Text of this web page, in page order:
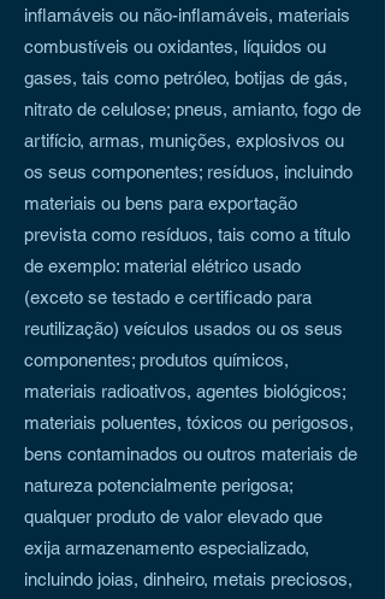
inflamáveis ou não-inflamáveis, materiais
combustíveis ou oxidantes, líquidos ou
gases, tais como petróleo, botijas de gás,
nitrato de celulose; pneus, amianto, fogo de
artifício, armas, munições, explosivos ou
os seus componentes; resíduos, incluindo
materiais ou bens para exportação
prevista como resíduos, tais como a título
de exemplo: material elétrico usado
(exceto se testado e certificado para
reutilização) veículos usados ou os seus
componentes; produtos químicos,
materiais radioativos, agentes biológicos;
materiais poluentes, tóxicos ou perigosos,
bens contaminados ou outros materiais de
natureza potencialmente perigosa;
qualquer produto de valor elevado que
exija armazenamento especializado,
incluindo joias, dinheiro, metais preciosos,